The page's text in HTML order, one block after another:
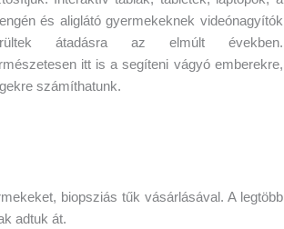
és aliglátó gyermekeknek videónagyítók
átadásra az elmúlt években.
itt is a segíteni vágyó emberekre,
számíthatunk.
biopsziás tűk vásárlásával. A legtöbb
adtuk át.